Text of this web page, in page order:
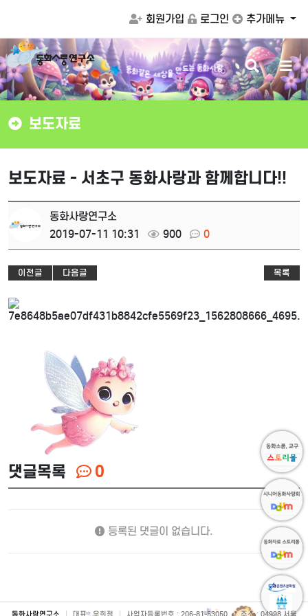
회원가입 로그인 추가메뉴
동화같은 세상을 만드는 동화사랑 검
색
버
튼
메
뉴
버
튼
보도자료
보도자료 - 서초구 동화사랑과 함께합니다!!
동화사랑연구소
2019-07-11 10:31
900 0
이전글 다음글 목록
댓글목록 0
등록된 댓글이 없습니다.